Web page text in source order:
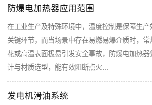
防爆电加热器应用范围
在工业生产及特殊环境中，温度控制是保障生产
关键环节，而当场景中存在易燃易爆介质时，常
花或高温表面极易引发安全事故，防爆电加热
计与材质选型，能有效阻断点火…
发电机滑油系统